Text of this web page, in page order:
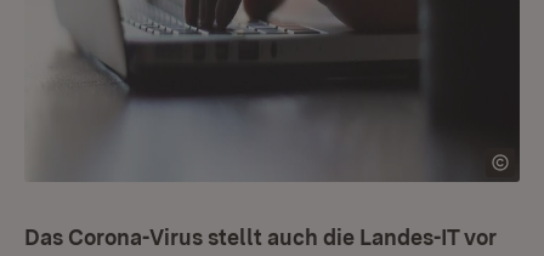
Das Corona-Virus stellt auch die Landes-IT vor